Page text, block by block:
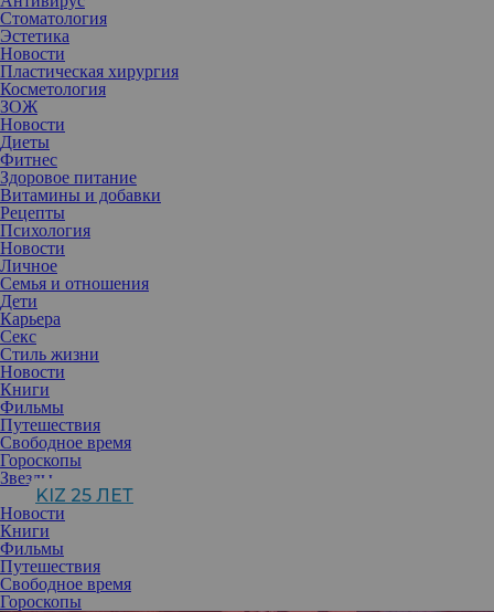
Стоматология
Эстетика
Новости
Пластическая хирургия
Косметология
ЗОЖ
Новости
Диеты
Фитнес
Здоровое питание
Витамины и добавки
Рецепты
Психология
Новости
Личное
Семья и отношения
Дети
Карьера
Секс
Стиль жизни
Новости
Книги
Фильмы
Путешествия
Свободное время
Гороскопы
Звезды
KIZ 25 ЛЕТ
Новости
Книги
Фильмы
Путешествия
Свободное время
Гороскопы